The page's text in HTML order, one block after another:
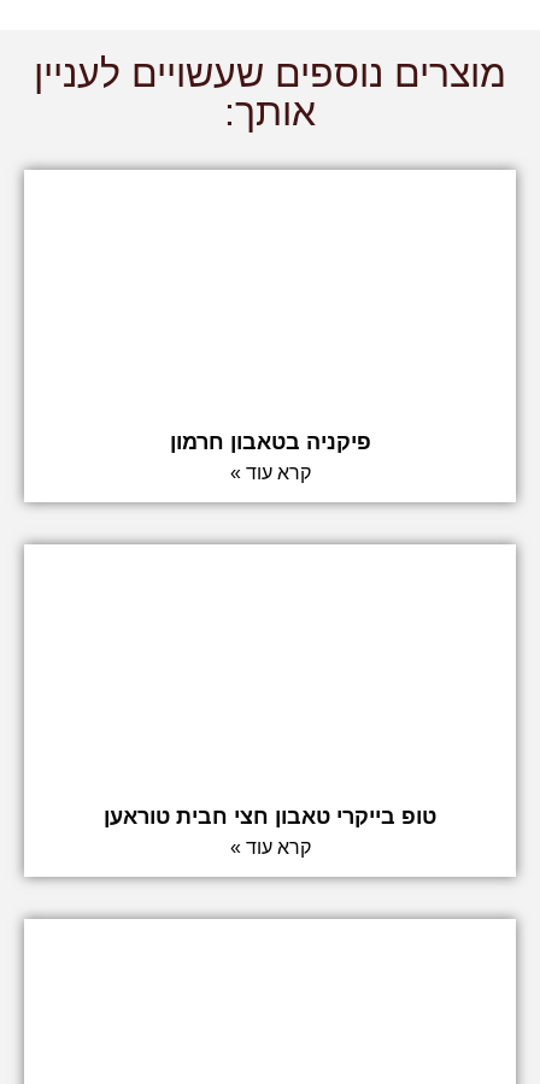
מוצרים נוספים שעשויים לעניין
אותך:
פיקניה בטאבון חרמון
קרא עוד »
טופ בייקרי טאבון חצי חבית טוראען
קרא עוד »